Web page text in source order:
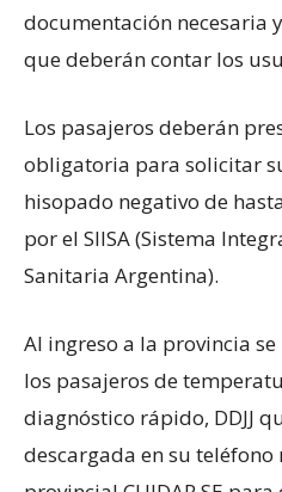
documentación necesaria
que deberán contar los
Los pasajeros deberán
obligatoria para solicitar
hisopado negativo de
por el SIISA (Sistema
Sanitaria Argentina).
Al ingreso a la provincia
los pasajeros de
diagnóstico rápido, DDJJ
descargada en su